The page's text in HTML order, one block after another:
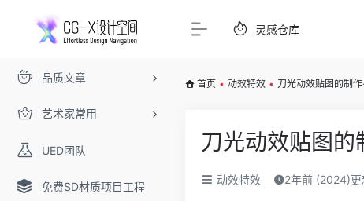
品质文章
艺术家常用
UED团队
免费SD材质项目工程
灵感仓库
首页 • 动效特效 • 刀光动效贴图的制
刀光动效贴图的
动效特效 2年前 (2024)更